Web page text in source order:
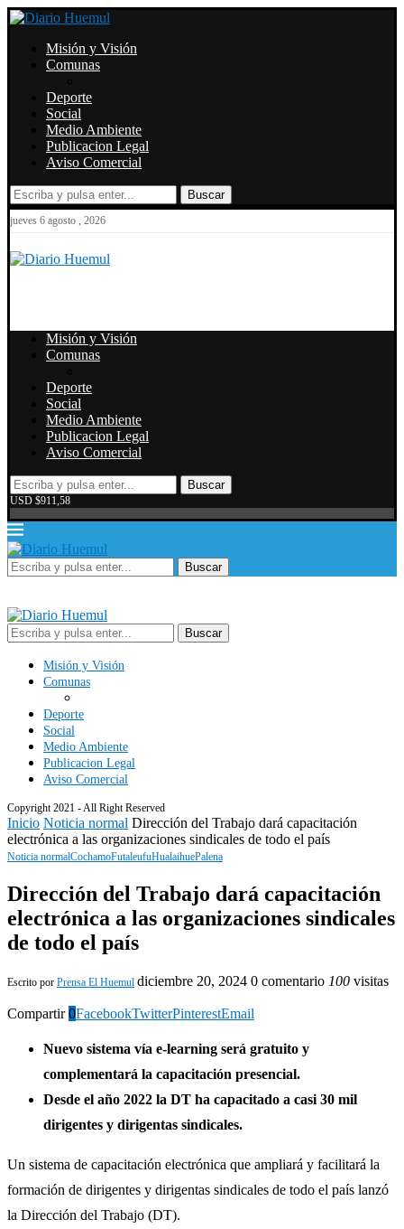
Misión y Visión
Comunas
Deporte
Social
Medio Ambiente
Publicacion Legal
Aviso Comercial
Buscar
jueves 6 agosto , 2026
Misión y Visión
Comunas
Deporte
Social
Medio Ambiente
Publicacion Legal
Aviso Comercial
Buscar
USD $911,58
Buscar
Buscar
Misión y Visión
Comunas
Deporte
Social
Medio Ambiente
Publicacion Legal
Aviso Comercial
Copyright 2021 - All Right Reserved
Inicio Noticia normal Dirección del Trabajo dará capacitación
electrónica a las organizaciones sindicales de todo el país
Noticia normalCochamoFutaleufuHualaihuePalena
Dirección del Trabajo dará capacitación
electrónica a las organizaciones sindicales
de todo el país
Escrito por Prensa El Huemul diciembre 20, 2024 0 comentario 100 visitas
Compartir 0FacebookTwitterPinterestEmail
Nuevo sistema vía e-learning será gratuito y
complementará la capacitación presencial.
Desde el año 2022 la DT ha capacitado a casi 30 mil
dirigentes y dirigentas sindicales.
Un sistema de capacitación electrónica que ampliará y facilitará la
formación de dirigentes y dirigentas sindicales de todo el país lanzó
la Dirección del Trabajo (DT).